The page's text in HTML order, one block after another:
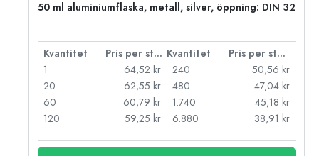
50 ml aluminiumflaska, metall, silver, öppning: DIN 32
Kvantitet Pris per styck Kvantitet
Pris per styck
1
64,52 kr
20
62,55 kr
60
60,79 kr
120
59,25 kr
240
50,56 kr
480
47,04 kr
1.740
45,18 kr
6.880
38,91 kr